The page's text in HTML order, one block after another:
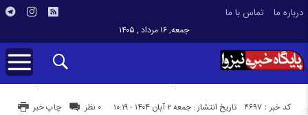
درباره ما تماس با ما
جمعه, ۱۶ مرداد , ۱۴۰۵
تاریخ انتشار : جمعه ۲ آبان ۱۴۰۴ - ۱۰:۱۹ کد خبر : 4697 چاپ خبر ۰ نظر